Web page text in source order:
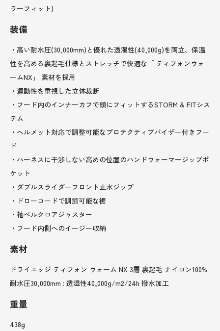
ラーフィット)
装備
・高い耐水圧(30,000mm)と優れた透湿性(40,000g)を両立、保温
性を高める裏起毛仕様とストレッチで快適な「 ティフォンウォ
ームNX」 素材を採用
・運動性を重視した立体裁断
・フード内のインナーカフで頭にフィットするSTORM & FITシス
テム
・ヘルメット対応で調整可能なプロテクティブバイザー付きフー
ド
・ハーネスに干渉しない高めの位置のハンドウォーマージップポ
ケット
・ダブルスライダーフロント止水ジップ
・ドローコードで調節可能な裾
・袖ベルクロアジャスター
・フード内側へのイージー収納
素材
ドライエッジ ティフォン ウォーム NX 3層 裏起毛 ナイロン100%
耐水圧30,000mm : 透湿性40,000g/m2/24h 撥水加工
重量
438g